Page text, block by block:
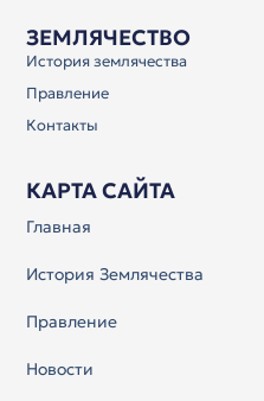
ЗЕМЛЯЧЕСТВО
История землячества
Правление
Контакты
КАРТА САЙТА
Главная
История Землячества
Правление
Новости